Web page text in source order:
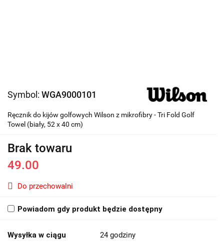
Symbol: WGA9000101
Ręcznik do kijów golfowych Wilson z mikrofibry - Tri Fold Golf
Towel (biały, 52 x 40 cm)
Brak towaru
49.00
Do przechowalni
Powiadom gdy produkt będzie dostępny
Wysyłka w ciągu 24 godziny